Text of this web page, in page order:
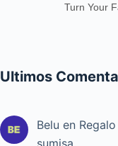
Turn Your
Ultimos
Belu en